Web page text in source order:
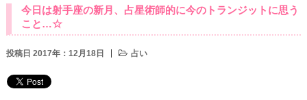
今日は射手座の新月、占星術師的に今のトランジットに思う
こと…☆
投稿日 2017年：12月18日 占い